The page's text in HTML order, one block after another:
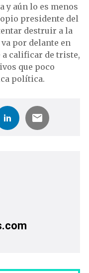
y aún lo es menos
presidente del
destruir a la
por delante en
a calificar de triste,
que poco
política.